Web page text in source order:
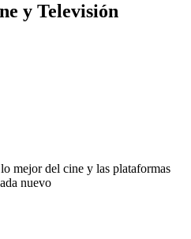
y Televisión
mejor del cine y las plataformas
nuevo